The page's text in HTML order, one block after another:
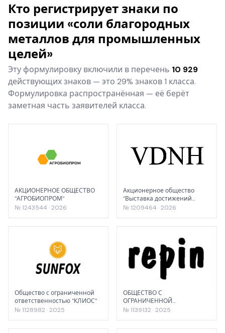
Кто регистрирует знаки по
позиции «соли благородных
металлов для промышленных
целей»
Эту формулировку включили в перечень 10 929
действующих знаков — это 29% знаков 1 класса.
Формулировка распространённая — её берёт
заметная часть заявителей класса.
АКЦИОНЕРНОЕ ОБЩЕСТВО
"АГРОБИОПРОМ"
№ 1243544 · 2026
Акционерное общество
"Выставка достижений
народного хозяйства"
№ 1209464 · 2026
Общество с ограниченной
ответственностью "КЛИОС"
№ 1128982 · 2025
ОБЩЕСТВО С
ОГРАНИЧЕННОЙ
ОТВЕТСТВЕННОСТЬЮ "АКВА
№ 1139132 · 2025